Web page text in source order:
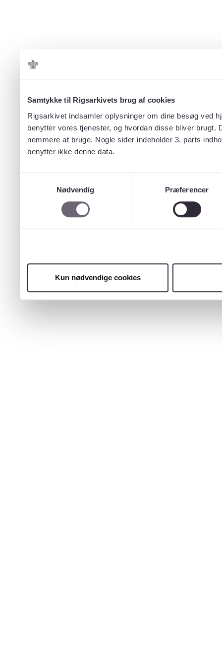
Samtykke til Rigsarkivets brug af cookies
Rigsarkivet indsamler oplysninger om dine besøg ved
benytter vores tjenester, og hvordan disse bliver
nemmere at bruge. Nogle sider indeholder 3. parts
benytter ikke denne data.
Nødvendig
Præferencer
Kun nødvendige cookies